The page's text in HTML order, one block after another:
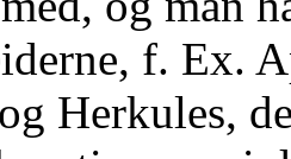
f. Ex.
Herkules,